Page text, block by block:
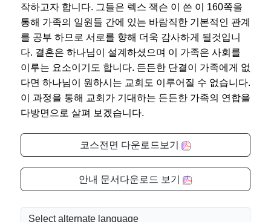
작하고자 합니다. 그들은 렉스 잭슨 이 쓴 이 160쪽을
통해 가족의 일원들 간에 있는 바람직한 기본적인 관계
를 공부 하므로 서로를 향해 더욱 감사하게 될것입니
다. 결혼은 하나님이 설계하셨으며 이 가족은 사회를
이루는 요소이기도 합니다. 든든한 단결이 가족에게 없
다면 하나님이 원하시는 교회도 이루어질 수 없습니다.
이 과정을 통해 교회가 기대하는 든든한 가족의 연합을
다방면으로 살펴 보겠습니다.
코스전면 다운로드보기
안내 문서다운로드 보기